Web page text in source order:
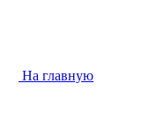
На главную